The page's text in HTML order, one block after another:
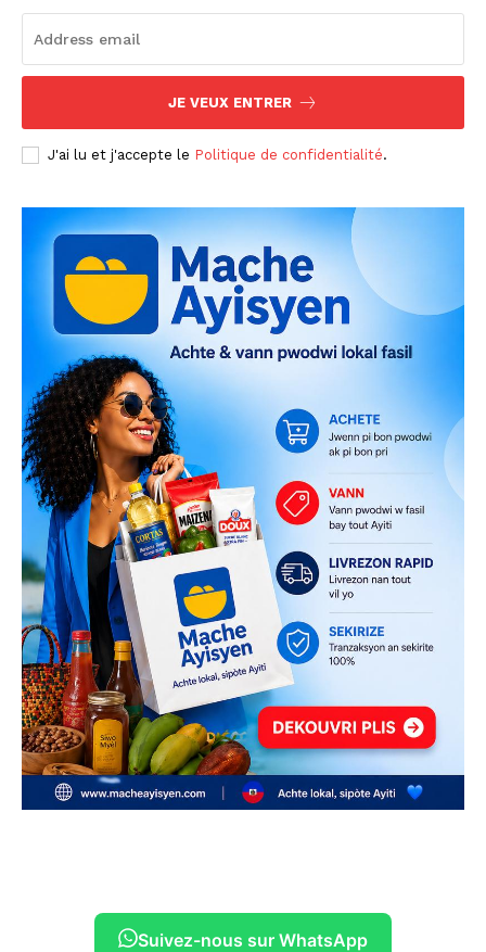
JE VEUX ENTRER
J'ai lu et j'accepte le Politique de confidentialité.
Suivez-nous sur WhatsApp